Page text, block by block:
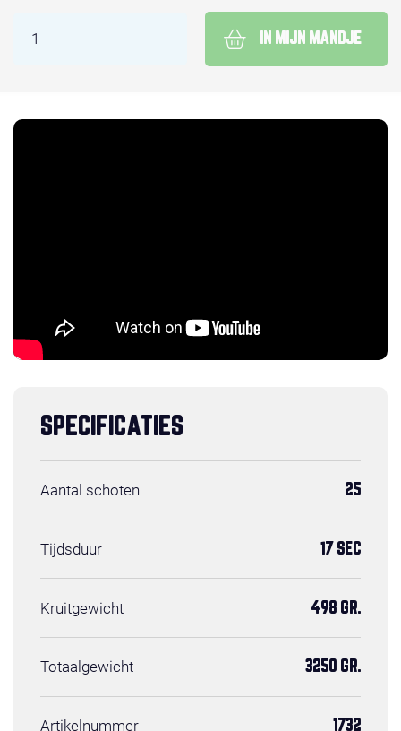
IN MIJN MANDJE
SPECIFICATIES
Aantal schoten 25
Tijdsduur 17 SEC
Kruitgewicht 498 GR.
Totaalgewicht 3250 GR.
Artikelnummer 1732